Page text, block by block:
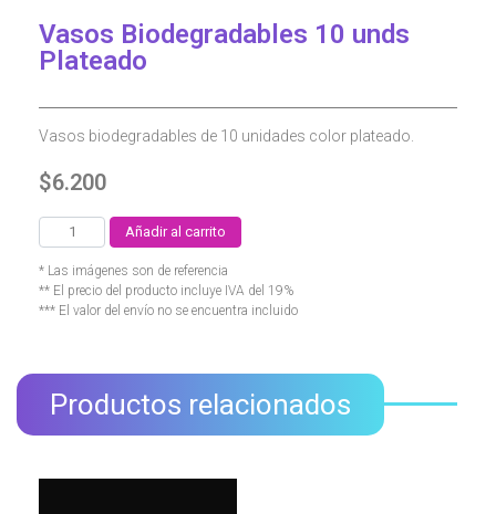
Vasos Biodegradables 10 unds
Plateado
Vasos biodegradables de 10 unidades color plateado.
$6.200
Añadir al carrito
* Las imágenes son de referencia
** El precio del producto incluye IVA del 19%
*** El valor del envío no se encuentra incluido
Productos relacionados